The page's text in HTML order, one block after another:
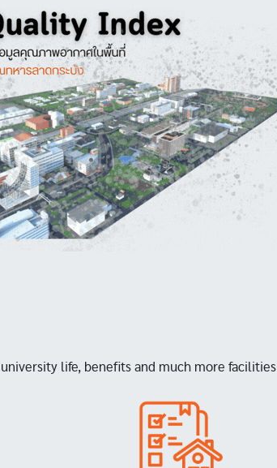
life, benefits and much more facilities
Image